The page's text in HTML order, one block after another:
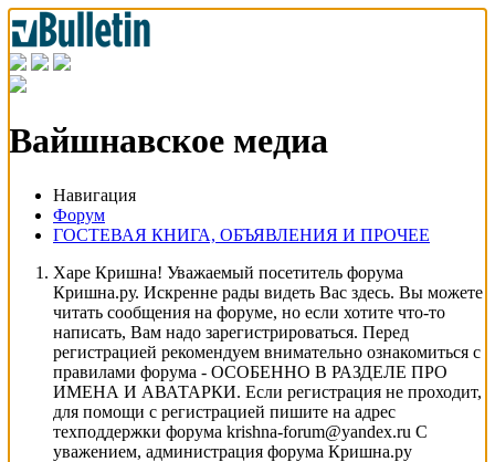
Вайшнавское медиа
Навигация
Форум
ГОСТЕВАЯ КНИГА, ОБЪЯВЛЕНИЯ И ПРОЧЕЕ
Харе Кришна! Уважаемый посетитель форума
Кришна.ру. Искренне рады видеть Вас здесь. Вы можете
читать сообщения на форуме, но если хотите что-то
написать, Вам надо зарегистрироваться. Перед
регистрацией рекомендуем внимательно ознакомиться с
правилами форума - ОСОБЕННО В РАЗДЕЛЕ ПРО
ИМЕНА И АВАТАРКИ. Если регистрация не проходит,
для помощи с регистрацией пишите на адрес
техподдержки форума krishna-forum@yandex.ru С
уважением, администрация форума Кришна.ру